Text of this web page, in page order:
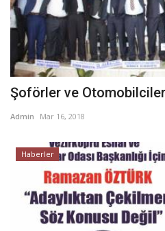
Şoförler ve Otomobilciler
Admin Mar 16, 2018
Haberler